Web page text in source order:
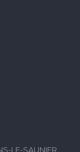
LE-SAUNIER